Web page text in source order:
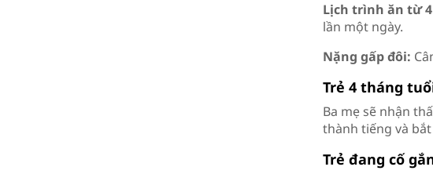
Lịch trình ăn từ
lần một ngày.
Nặng gấp đôi:
Trẻ 4 tháng
Ba mẹ sẽ nhận
thành tiếng và
Trẻ đang cố